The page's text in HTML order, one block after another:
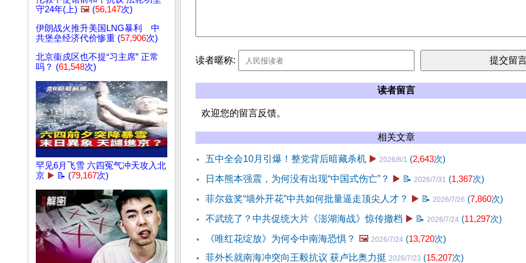
守24年(上) 🖼️ (56,147次)
伊朗战火推升美国LNG暴利 中
共堡垒经济代价惨重 (57,906次)
北京衞戍区也不提“习主席” 正常
吗？ (61,548次)
罕见6月飞雪 六四冤气冲天攻入北
京 ▶️ 📝 (79,167次)
读者暱称:
读者留言
欢迎您的留言反馈。
相关文章
五中全会10月引爆！整党背后暗藏杀机 ▶️ 2026/8/1 (2,643次)
日本熊本强震，为何没有出现“中国式伤亡”？ ▶️ 📝 2026/7/31 (1,367次)
菲尔兹奖“墙外开花”中共如何批量逼走顶尖人才？ ▶️ 📝 2026/7/26 (7,860次)
不武统了？中共促统大片《澎湖海战》惊传撤档 ▶️ 📝 2026/7/24 (11,297次)
《唯红花绽放》为何令中南海恐惧？ 🖼️ 2026/7/24 (13,720次)
菲外长就南海冲突向王毅抗议 获卢比奥力挺 2026/7/23 (15,207次)